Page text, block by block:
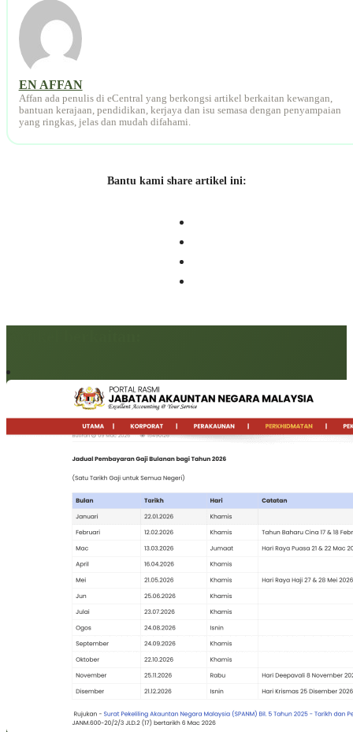
EN AFFAN
Affan ada penulis di eCentral yang berkongsi artikel berkaitan kewangan,
bantuan kerajaan, pendidikan, kerjaya dan isu semasa dengan penyampaian
yang ringkas, jelas dan mudah difahami.
Bantu kami share artikel ini: